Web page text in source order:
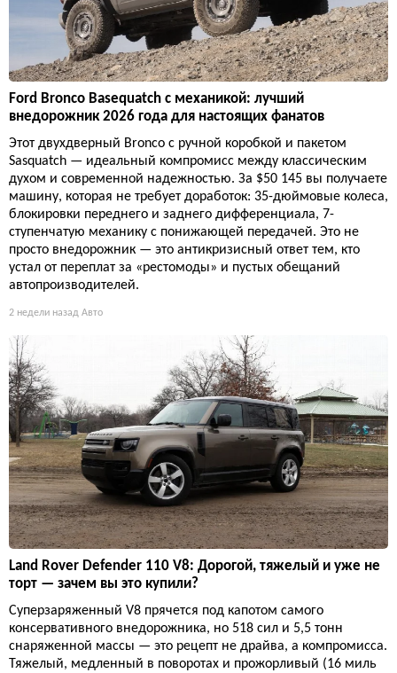
Ford Bronco Basequatch с механикой: лучший
внедорожник 2026 года для настоящих фанатов
Этот двухдверный Bronco с ручной коробкой и пакетом
Sasquatch — идеальный компромисс между классическим
духом и современной надежностью. За $50 145 вы получаете
машину, которая не требует доработок: 35-дюймовые колеса,
блокировки переднего и заднего дифференциала, 7-
ступенчатую механику с понижающей передачей. Это не
просто внедорожник — это антикризисный ответ тем, кто
устал от переплат за «рестомоды» и пустых обещаний
автопроизводителей.
2 недели назад Авто
Land Rover Defender 110 V8: Дорогой, тяжелый и уже не
торт — зачем вы это купили?
Суперзаряженный V8 прячется под капотом самого
консервативного внедорожника, но 518 сил и 5,5 тонн
снаряженной массы — это рецепт не драйва, а компромисса.
Тяжелый, медленный в поворотах и прожорливый (16 миль